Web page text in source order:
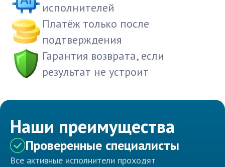
исполнителей
Платёж только после
подтверждения
Гарантия возврата, если
результат не устроит
Наши преимущества
Проверенные специалисты
Все активные исполнители проходят